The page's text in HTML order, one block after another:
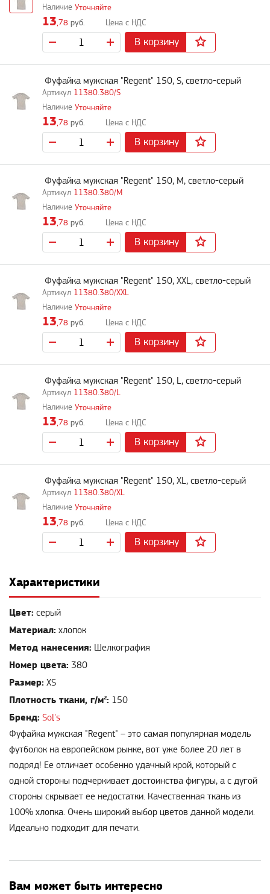
Уточняйте
13,78 руб.
В корзину
11380.380/S
Фуфайка мужская "Regent" 150, S, светло-серый
Уточняйте
13,78 руб.
В корзину
11380.380/M
Фуфайка мужская "Regent" 150, M, светло-серый
Уточняйте
13,78 руб.
В корзину
11380.380/XXL
Фуфайка мужская "Regent" 150, XXL, светло-серый
Уточняйте
13,78 руб.
В корзину
11380.380/L
Фуфайка мужская "Regent" 150, L, светло-серый
Уточняйте
13,78 руб.
В корзину
11380.380/XL
Фуфайка мужская "Regent" 150, XL, светло-серый
Уточняйте
13,78 руб.
В корзину
Характеристики
Цвет: серый
Материал: хлопок
Метод нанесения: Шелкография
Номер цвета: 380
Размер: XS
Плотность ткани, г/м²: 150
Бренд: Sol's
Фуфайка мужская "Regent" – это самая популярная модель
футболок на европейском рынке, вот уже более 20 лет в
подряд! Ее отличает особенно удачный крой, который с
одной стороны подчеркивает достоинства фигуры, а с дугой
стороны скрывает ее недостатки. Качественная ткань из
100% хлопка. Очень широкий выбор цветов данной модели.
Идеально подходит для печати.
Вам может быть интересно